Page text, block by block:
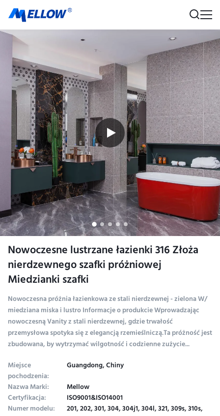
Nowoczesne lustrzane łazienki 316 Złoża
nierdzewnego szafki próżniowej
Miedzianki szafki
Nowoczesna próżnia łazienkowa ze stali nierdzewnej - zielona W/
miedziana miska i lustro Informacje o produkcie Wprowadzając
nowoczesną Vanity z stali nierdzewnej, gdzie trwałość
przemysłowa spotyka się z elegancją rzemieślniczą.Ta próżność jest
zbudowana, by wytrzymać wilgotność i codzienne zużycie...
Miejsce
pochodzenia:
Guangdong, Chiny
Nazwa Marki:
Mellow
Certyfikacja: ISO9001&ISO14001
Numer modelu: 201, 202, 301, 304, 304j1, 304l, 321, 309s, 310s,